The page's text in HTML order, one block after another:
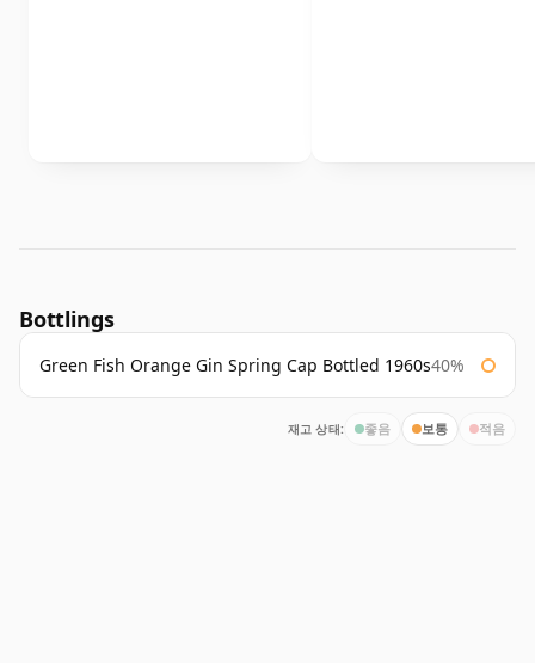
Bottlings
Green Fish Orange Gin Spring Cap Bottled 1960s40%
재고 상태: 좋음 보통 적음